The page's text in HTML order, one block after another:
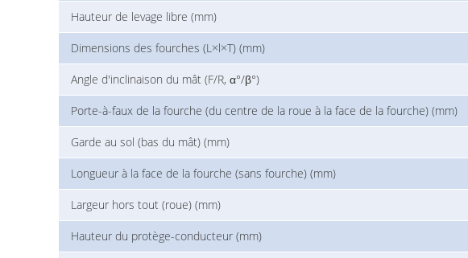
Hauteur de levage libre (mm)
Dimensions des fourches (L×l×T) (mm)
Angle d'inclinaison du mât (F/R, α°/β°)
Porte-à-faux de la fourche (du centre de la roue à la face de la fourche) (mm)
Garde au sol (bas du mât) (mm)
Longueur à la face de la fourche (sans fourche) (mm)
Largeur hors tout (roue) (mm)
Hauteur du protège-conducteur (mm)